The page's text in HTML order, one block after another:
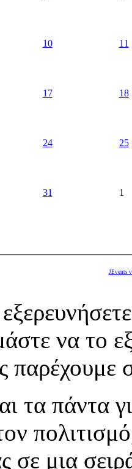
10 11
17 18
24 25
31 1
JEvents
να το
παρέχουμε
τα πάντα
σε μια